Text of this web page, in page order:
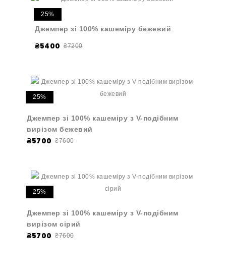
25%
Джемпер зі 100% кашеміру бежевий
₴5400 ₴7200
25%
Джемпер зі 100% кашеміру з V-подібним
вирізом бежевий
₴5700 ₴7600
25%
Джемпер зі 100% кашеміру з V-подібним
вирізом сірий
₴5700 ₴7600